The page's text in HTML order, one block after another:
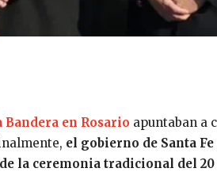
Bandera en Rosario apuntaban a
el gobierno de Santa
la ceremonia tradicional del